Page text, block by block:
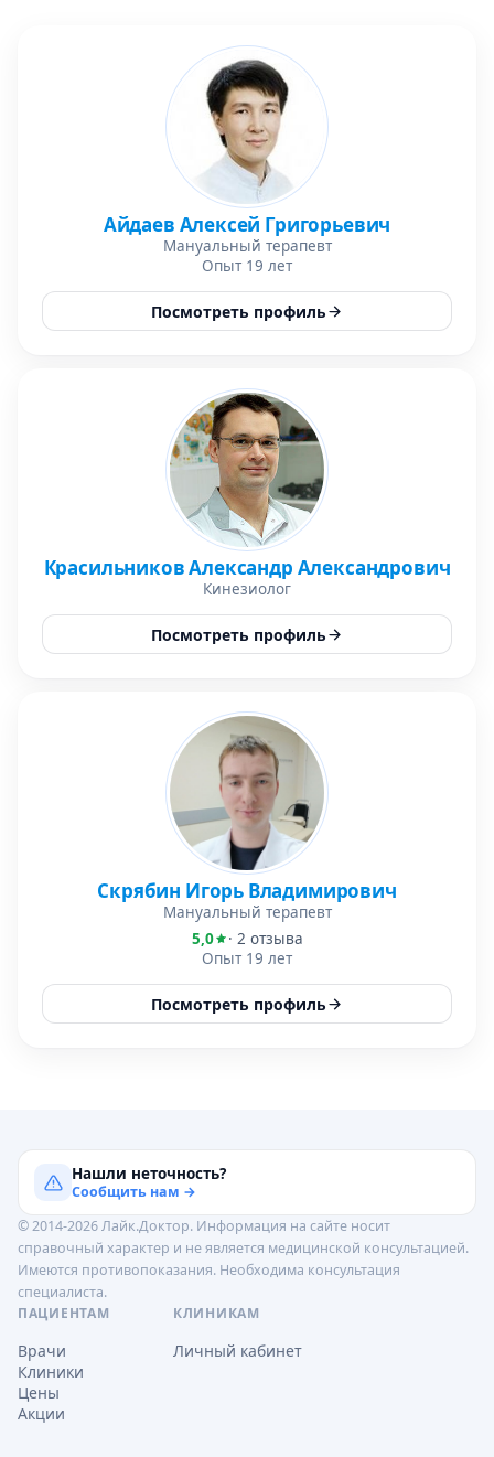
Айдаев Алексей Григорьевич
Мануальный терапевт
Опыт 19 лет
Посмотреть профиль
Красильников Александр Александрович
Кинезиолог
Посмотреть профиль
Скрябин Игорь Владимирович
Мануальный терапевт
5,0
· 2 отзыва
Опыт 19 лет
Посмотреть профиль
Нашли неточность?
Сообщить нам →
© 2014-2026 Лайк.Доктор. Информация на сайте носит
справочный характер и не является медицинской консультацией.
Имеются противопоказания. Необходима консультация
специалиста.
ПАЦИЕНТАМ
Врачи
Клиники
Цены
Акции
КЛИНИКАМ
Личный кабинет